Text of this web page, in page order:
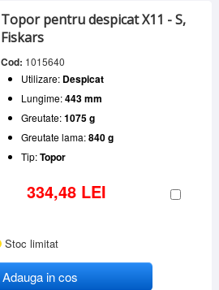
Topor pentru despicat X11 - S,
Fiskars
Cod: 1015640
Utilizare: Despicat
Lungime:443 mm
Greutate:1075 g
Greutate lama:840 g
Tip:Topor
334,48 LEI
Stoc limitat
Adauga in cos